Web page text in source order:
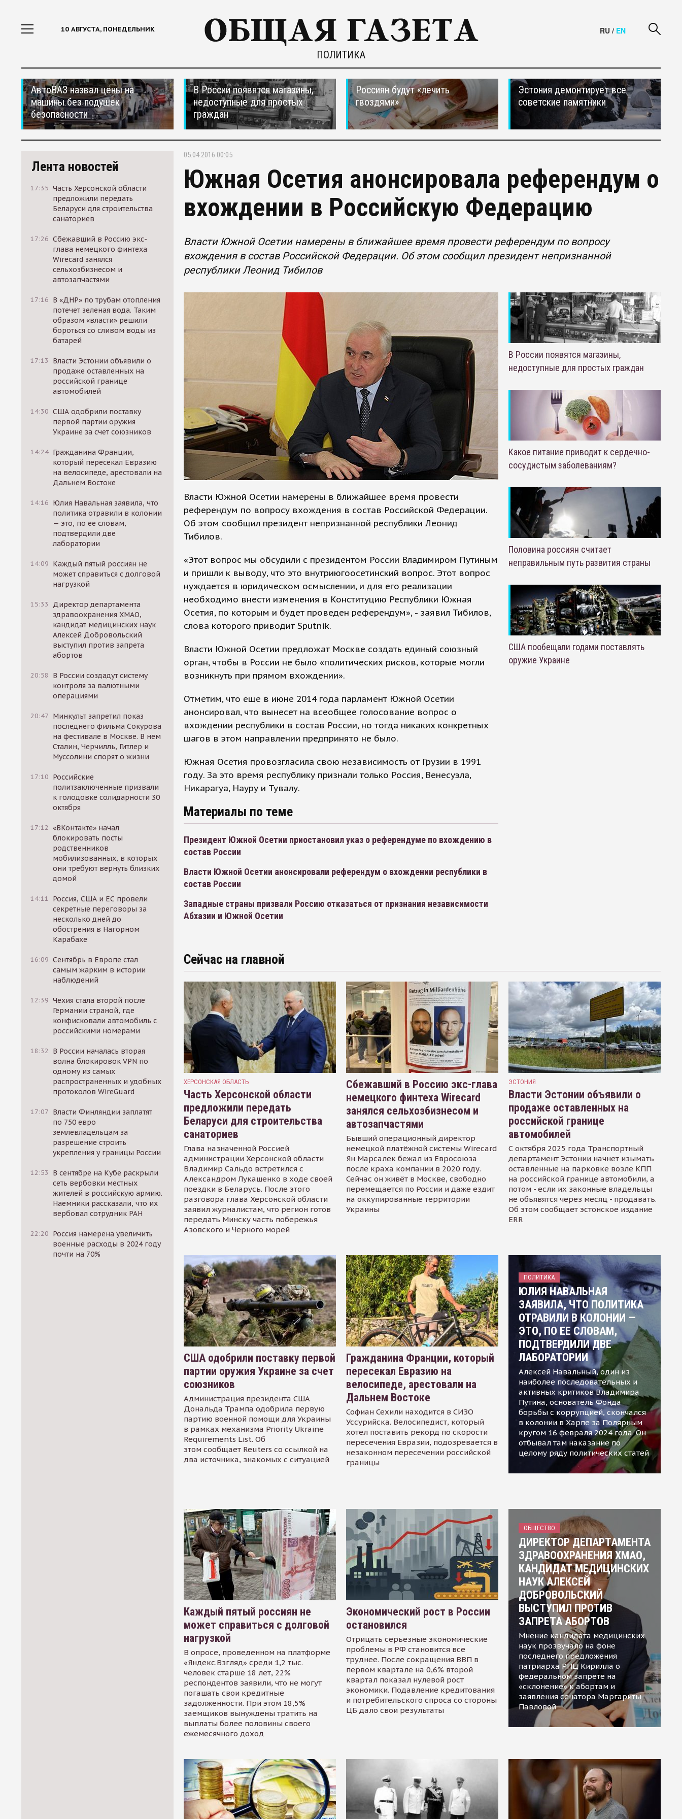
10 АВГУСТА, ПОНЕДЕЛЬНИК
ПОЛИТИКА
RU / EN
АвтоВАЗ назвал цены на
машины без подушек
безопасности
В России появятся магазины,
недоступные для простых
граждан
Россиян будут «лечить
гвоздями»
Эстония демонтирует все
советские памятники
Лента новостей
17:35 Часть Херсонской области
предложили передать
Беларуси для строительства
санаториев
17:26 Сбежавший в Россию экс-
глава немецкого финтеха
Wirecard занялся
сельхозбизнесом и
автозапчастями
17:16 В «ДНР» по трубам отопления
потечет зеленая вода. Таким
образом «власти» решили
бороться со сливом воды из
батарей
17:13
Власти Эстонии объявили о
продаже оставленных на
российской границе
автомобилей
14:30 США одобрили поставку
первой партии оружия
Украине за счет союзников
14:24 Гражданина Франции,
который пересекал Евразию
на велосипеде, арестовали на
Дальнем Востоке
14:16 Юлия Навальная заявила, что
политика отравили в колонии
— это, по ее словам,
подтвердили две
лаборатории
14:09 Каждый пятый россиян не
может справиться с долговой
нагрузкой
15:33
Директор департамента
здравоохранения ХМАО,
кандидат медицинских наук
Алексей Добровольский
выступил против запрета
абортов
20:58
В России создадут систему
контроля за валютными
операциями
20:47 Минкульт запретил показ
последнего фильма Сокурова
на фестивале в Москве. В нем
Сталин, Черчилль, Гитлер и
Муссолини спорят о жизни
17:10 Российские
политзаключенные призвали
к голодовке солидарности 30
октября
17:12 «ВКонтакте» начал
блокировать посты
родственников
мобилизованных, в которых
они требуют вернуть близких
домой
14:11
Россия, США и ЕС провели
секретные переговоры за
несколько дней до
обострения в Нагорном
Карабахе
16:09 Сентябрь в Европе стал
самым жарким в истории
наблюдений
12:39 Чехия стала второй после
Германии страной, где
конфисковали автомобиль с
российскими номерами
18:32
В России началась вторая
волна блокировок VPN по
одному из самых
распространенных и удобных
протоколов WireGuard
17:07 Власти Финляндии заплатят
по 750 евро
землевладельцам за
разрешение строить
укрепления у границы России
12:53
В сентябре на Кубе раскрыли
сеть вербовки местных
жителей в российскую армию.
Наемники рассказали, что их
вербовал сотрудник РАН
22:20 Россия намерена увеличить
военные расходы в 2024 году
почти на 70%
05.04.2016 00:05
Южная Осетия анонсировала референдум о
вхождении в Российскую Федерацию
Власти Южной Осетии намерены в ближайшее время провести референдум по вопросу
вхождения в состав Российской Федерации. Об этом сообщил президент непризнанной
республики Леонид Тибилов
Власти Южной Осетии намерены в ближайшее время провести
референдум по вопросу вхождения в состав Российской Федерации.
Об этом сообщил президент непризнанной республики Леонид
Тибилов.
«Этот вопрос мы обсудили с президентом России Владимиром Путиным
и пришли к выводу, что это внутриюгоосетинский вопрос. Этот вопрос
нуждается в юридическом осмыслении, и для его реализации
необходимо внести изменения в Конституцию Республики Южная
Осетия, по которым и будет проведен референдум», - заявил Тибилов,
слова которого приводит Sputnik.
Власти Южной Осетии предложат Москве создать единый союзный
орган, чтобы в России не было «политических рисков, которые могли
возникнуть при прямом вхождении».
Отметим, что еще в июне 2014 года парламент Южной Осетии
анонсировал, что вынесет на всеобщее голосование вопрос о
вхождении республики в состав России, но тогда никаких конкретных
шагов в этом направлении предпринято не было.
Южная Осетия провозгласила свою независимость от Грузии в 1991
году. За это время республику признали только Россия, Венесуэла,
Никарагуа, Науру и Тувалу.
Материалы по теме
Президент Южной Осетии приостановил указ о референдуме по вхождению в
состав России
Власти Южной Осетии анонсировали референдум о вхождении республики в
состав России
Западные страны призвали Россию отказаться от признания независимости
Абхазии и Южной Осетии
В России появятся магазины,
недоступные для простых граждан
Какое питание приводит к сердечно-
сосудистым заболеваниям?
Половина россиян считает
неправильным путь развития страны
США пообещали годами поставлять
оружие Украине
Сейчас на главной
ХЕРСОНСКАЯ ОБЛАСТЬ
Часть Херсонской области
предложили передать
Беларуси для строительства
санаториев
Глава назначенной Россией
администрации Херсонской области
Владимир Сальдо встретился с
Александром Лукашенко в ходе своей
поездки в Беларусь. После этого
разговора глава Херсонской области
заявил журналистам, что регион готов
передать Минску часть побережья
Азовского и Черного морей
Сбежавший в Россию экс-глава
немецкого финтеха Wirecard
занялся сельхозбизнесом и
автозапчастями
Бывший операционный директор
немецкой платёжной системы Wirecard
Ян Марсалек бежал из Евросоюза
после краха компании в 2020 году.
Сейчас он живёт в Москве, свободно
перемещается по России и даже ездит
на оккупированные территории
Украины
ЭСТОНИЯ
Власти Эстонии объявили о
продаже оставленных на
российской границе
автомобилей
С октября 2025 года Транспортный
департамент Эстонии начнет изымать
оставленные на парковке возле КПП
на российской границе автомобили, а
потом - если их законные владельцы
не объявятся через месяц - продавать.
Об этом сообщает эстонское издание
ERR
США одобрили поставку первой
партии оружия Украине за счет
союзников
Администрация президента США
Дональда Трампа одобрила первую
партию военной помощи для Украины
в рамках механизма Priority Ukraine
Requirements List. Об
этом сообщает Reuters со ссылкой на
два источника, знакомых с ситуацией
Гражданина Франции, который
пересекал Евразию на
велосипеде, арестовали на
Дальнем Востоке
Софиан Сехили находится в СИЗО
Уссурийска. Велосипедист, который
хотел поставить рекорд по скорости
пересечения Евразии, подозревается в
незаконном пересечении российской
границы
ПОЛИТИКА
ЮЛИЯ НАВАЛЬНАЯ
ЗАЯВИЛА, ЧТО ПОЛИТИКА
ОТРАВИЛИ В КОЛОНИИ —
ЭТО, ПО ЕЕ СЛОВАМ,
ПОДТВЕРДИЛИ ДВЕ
ЛАБОРАТОРИИ
Алексей Навальный, один из
наиболее последовательных и
активных критиков Владимира
Путина, основатель Фонда
борьбы с коррупцией, скончался
в колонии в Харпе за Полярным
кругом 16 февраля 2024 года. Он
отбывал там наказание по
целому ряду политических статей
Каждый пятый россиян не
может справиться с долговой
нагрузкой
В опросе, проведенном на платформе
«Яндекс.Взгляд» среди 1,2 тыс.
человек старше 18 лет, 22%
респондентов заявили, что не могут
погашать свои кредитные
задолженности. При этом 18,5%
заемщиков вынуждены тратить на
выплаты более половины своего
ежемесячного доход
Экономический рост в России
остановился
Отрицать серьезные экономические
проблемы в РФ становится все
труднее. После сокращения ВВП в
первом квартале на 0,6% второй
квартал показал нулевой рост
экономики. Подавление кредитования
и потребительского спроса со стороны
ЦБ дало свои результаты
ОБЩЕСТВО
ДИРЕКТОР ДЕПАРТАМЕНТА
ЗДРАВООХРАНЕНИЯ ХМАО,
КАНДИДАТ МЕДИЦИНСКИХ
НАУК АЛЕКСЕЙ
ДОБРОВОЛЬСКИЙ
ВЫСТУПИЛ ПРОТИВ
ЗАПРЕТА АБОРТОВ
Мнение кандидата медицинских
наук прозвучало на фоне
последнего предложения
патриарха РПЦ Кирилла о
федеральном запрете на
«склонение» к абортам и
заявления сенатора Маргариты
Павловой